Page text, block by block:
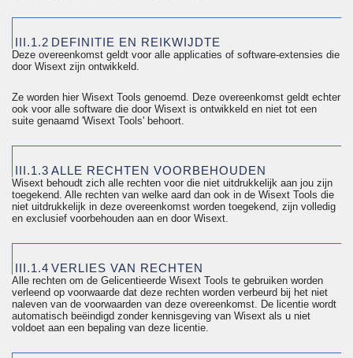
III.1.2 DEFINITIE EN REIKWIJDTE
Deze overeenkomst geldt voor alle applicaties of software-extensies die
door Wisext zijn ontwikkeld.
Ze worden hier Wisext Tools genoemd. Deze overeenkomst geldt echter
ook voor alle software die door Wisext is ontwikkeld en niet tot een
suite genaamd 'Wisext Tools' behoort.
III.1.3 ALLE RECHTEN VOORBEHOUDEN
Wisext behoudt zich alle rechten voor die niet uitdrukkelijk aan jou zijn
toegekend. Alle rechten van welke aard dan ook in de Wisext Tools die
niet uitdrukkelijk in deze overeenkomst worden toegekend, zijn volledig
en exclusief voorbehouden aan en door Wisext.
III.1.4 VERLIES VAN RECHTEN
Alle rechten om de Gelicentieerde Wisext Tools te gebruiken worden
verleend op voorwaarde dat deze rechten worden verbeurd bij het niet
naleven van de voorwaarden van deze overeenkomst. De licentie wordt
automatisch beëindigd zonder kennisgeving van Wisext als u niet
voldoet aan een bepaling van deze licentie.